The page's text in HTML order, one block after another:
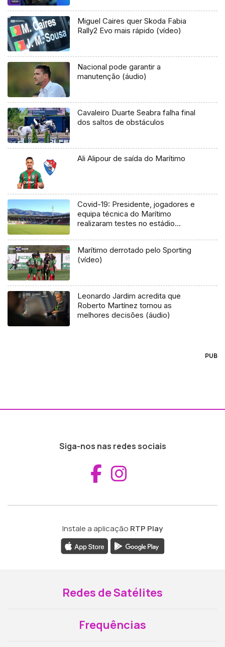
Miguel Caires quer Skoda Fabia
Rally2 Evo mais rápido (vídeo)
Nacional pode garantir a
manutenção (áudio)
Cavaleiro Duarte Seabra falha final
dos saltos de obstáculos
Ali Alipour de saída do Marítimo
Covid-19: Presidente, jogadores e
equipa técnica do Marítimo
realizaram testes no estádio
Marítimo derrotado pelo Sporting
(vídeo)
Leonardo Jardim acredita que
Roberto Martínez tomou as
melhores decisões (áudio)
PUB
Siga-nos nas redes sociais
Aceder ao
Instale a aplicação RTP Play
Redes de Satélites
Frequências